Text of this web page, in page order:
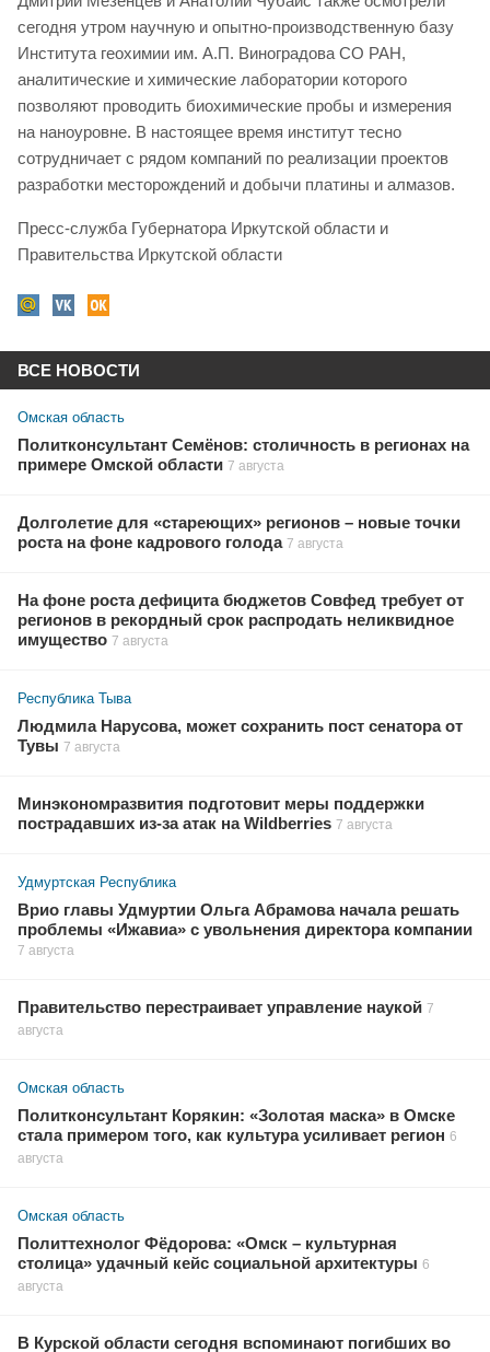
сегодня утром научную и опытно-производственную базу
Института геохимии им. А.П. Виноградова СО РАН,
аналитические и химические лаборатории которого
позволяют проводить биохимические пробы и измерения
на наноуровне. В настоящее время институт тесно
сотрудничает с рядом компаний по реализации проектов
разработки месторождений и добычи платины и алмазов.
Пресс-служба Губернатора Иркутской области и
Правительства Иркутской области
ВСЕ НОВОСТИ
Омская область
Политконсультант Семёнов: столичность в регионах на
примере Омской области 7 августа
Долголетие для «стареющих» регионов – новые точки
роста на фоне кадрового голода 7 августа
На фоне роста дефицита бюджетов Совфед требует от
регионов в рекордный срок распродать неликвидное
имущество 7 августа
Республика Тыва
Людмила Нарусова, может сохранить пост сенатора от
Тувы 7 августа
Минэкономразвития подготовит меры поддержки
пострадавших из-за атак на Wildberries 7 августа
Удмуртская Республика
Врио главы Удмуртии Ольга Абрамова начала решать
проблемы «Ижавиа» с увольнения директора компании
7 августа
Правительство перестраивает управление наукой 7
августа
Омская область
Политконсультант Корякин: «Золотая маска» в Омске
стала примером того, как культура усиливает регион 6
августа
Омская область
Политтехнолог Фёдорова: «Омск – культурная
столица» удачный кейс социальной архитектуры 6
августа
В Курской области сегодня вспоминают погибших во